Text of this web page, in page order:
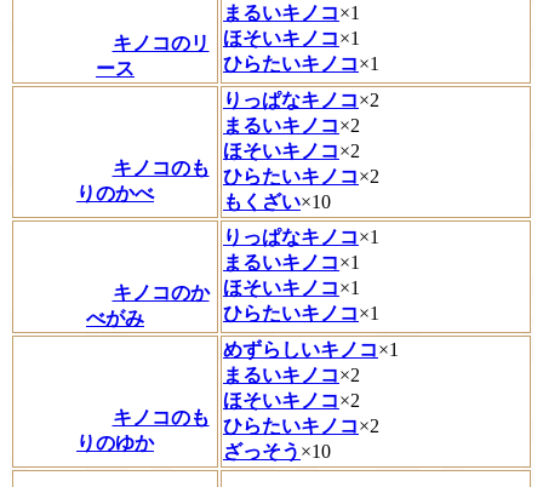
キノコのリ
ース
まるいキノコ×1
ほそいキノコ×1
ひらたいキノコ×1
キノコのも
りのかべ
りっぱなキノコ×2
まるいキノコ×2
ほそいキノコ×2
ひらたいキノコ×2
もくざい×10
キノコのか
べがみ
りっぱなキノコ×1
まるいキノコ×1
ほそいキノコ×1
ひらたいキノコ×1
キノコのも
りのゆか
めずらしいキノコ×1
まるいキノコ×2
ほそいキノコ×2
ひらたいキノコ×2
ざっそう ×10